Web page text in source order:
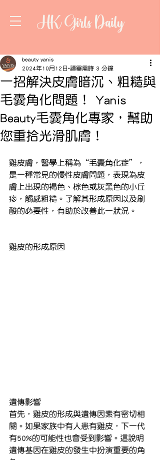
HK Girls Daily
一招解決皮膚暗沉、粗糙與
毛囊角化問題！ Yanis
Beauty毛囊角化專家，幫助
您重拾光滑肌膚！
beauty yanis
2024年10月12日 讀畢需時 3 分鐘
雞皮膚，醫學上稱為“毛囊角化症”，
是一種常見的慢性皮膚問題，表現為皮
膚上出現的褐色、棕色或灰黑色的小丘
疹，觸感粗糙。了解其形成原因以及刷
酸的必要性，有助於改善此一狀況。
雞皮的形成原因
遺傳影響
首先，雞皮的形成與遺傳因素有密切相
關。如果家族中有人患有雞皮，下一代
有50%的可能性也會受到影響。這說明
遺傳基因在雞皮的發生中扮演重要的角